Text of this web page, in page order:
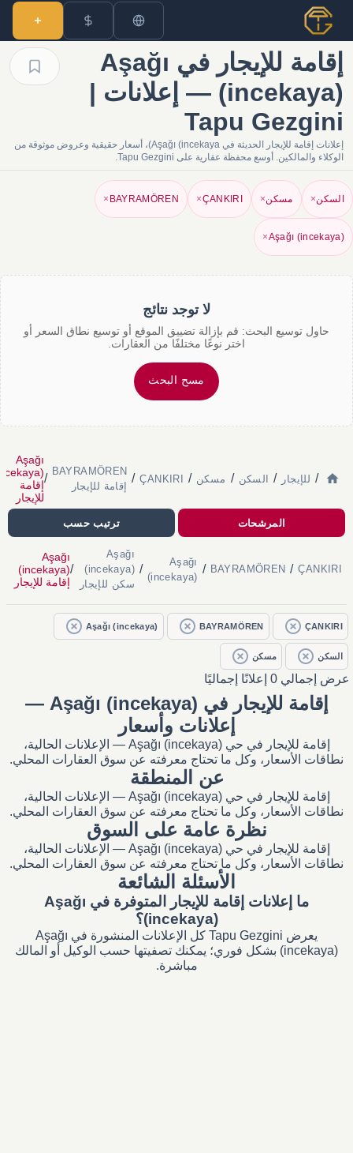
إقامة للإيجار في Aşağı
(incekaya) — إعلانات |
Tapu Gezgini
إعلانات إقامة للإيجار الحديثة في Aşağı (incekaya)، أسعار حقيقية وعروض موثوقة من
الوكلاء والمالكين. أوسع محفظة عقارية على Tapu Gezgini.
السكن× مسكن×
ÇANKIRI
×
BAYRAMÖREN
×
Aşağı (incekaya)
×
لا توجد نتائج
حاول توسيع البحث: قم بإزالة تضييق الموقع أو توسيع نطاق السعر أو
اختر نوعًا مختلفًا من العقارات.
مسح البحث
/ للإيجار / السكن / مسكن /
ÇANKIRI
/
BAYRAMÖREN
إقامة للإيجار
/
Aşağı
إقامة
للإيجار
المرشحات ترتيب حسب
ÇANKIRI
/
BAYRAMÖREN
/
Aşağı
(incekaya)
/
Aşağı
(incekaya)
سكن للإيجار
/
Aşağı
(incekaya)
إقامة للإيجار
ÇANKIRI
BAYRAMÖREN
Aşağı (incekaya)
السكن مسكن
عرض إجمالي 0 إعلانًا إجماليًا
إقامة للإيجار في Aşağı (incekaya) —
إعلانات وأسعار
إقامة للإيجار في حي Aşağı (incekaya) — الإعلانات الحالية،
نطاقات الأسعار، وكل ما تحتاج معرفته عن سوق العقارات المحلي.
عن المنطقة
إقامة للإيجار في حي Aşağı (incekaya) — الإعلانات الحالية،
نطاقات الأسعار، وكل ما تحتاج معرفته عن سوق العقارات المحلي.
نظرة عامة على السوق
إقامة للإيجار في حي Aşağı (incekaya) — الإعلانات الحالية،
نطاقات الأسعار، وكل ما تحتاج معرفته عن سوق العقارات المحلي.
الأسئلة الشائعة
ما إعلانات إقامة للإيجار المتوفرة في Aşağı
(incekaya)؟
يعرض Tapu Gezgini كل الإعلانات المنشورة في Aşağı
(incekaya) بشكل فوري؛ يمكنك تصفيتها حسب الوكيل أو المالك
مباشرة.